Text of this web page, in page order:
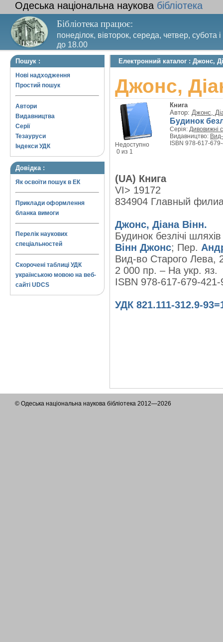
Одеська національна наукова бібліотека
Бібліотека працює:
понеділок, вівторок, середа, четвер, субота
до 18.00
Вихідний день – п’ятниця. Останній четвер
Пошук :
Нові надходження
Простий пошук
Автори
Видавництва
Серії
Тезауруси
Індекси УДК
Довідка :
Як освоїти пошук в ЕК
Приклади оформлення
бланка вимоги
Перелік наукових
спеціальностей
Скорочені таблиці УДК
українською мовою на веб-
сайті UDCS
Електронний каталог : Джонс,
Джонс,
Недоступно
0 из 1
Книга
Автор: Джонс,
Будинок
Серія: Дивовижні
Видавництво:
ISBN 978-617-
(UA) Книга
VI> 19172
834904 Главный
Джонс, Діана Вінн.
Будинок безлічі
Вінн Джонс; Пер.
Вид-во Старого Лева,
2 000 пр. – На укр. яз.
ISBN 978-617-679-421-
УДК 821.111-312.9-
© Одеська національна наукова бібліотека 2012—2026